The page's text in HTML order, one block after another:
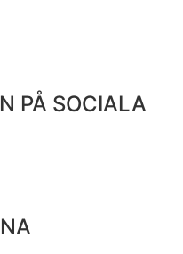
PÅ SOCIALA